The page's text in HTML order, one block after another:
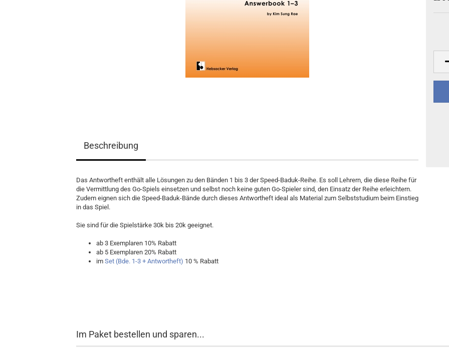
Beschreibung
Das Antwortheft enthält alle Lösungen zu den Bänden 1 bis 3 der Speed-Baduk-Reihe. Es soll Lehrern, die diese Reihe für
die Vermittlung des Go-Spiels einsetzen und selbst noch keine guten Go-Spieler sind, den Einsatz der Reihe erleichtern.
Zudem eignen sich die Speed-Baduk-Bände durch dieses Antwortheft ideal als Material zum Selbststudium beim Einstieg
in das Spiel.
Sie sind für die Spielstärke 30k bis 20k geeignet.
ab 3 Exemplaren 10% Rabatt
ab 5 Exemplaren 20% Rabatt
im Set (Bde. 1-3 + Antwortheft) 10 % Rabatt
Im Paket bestellen und sparen...